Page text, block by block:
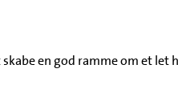
en god ramme om et